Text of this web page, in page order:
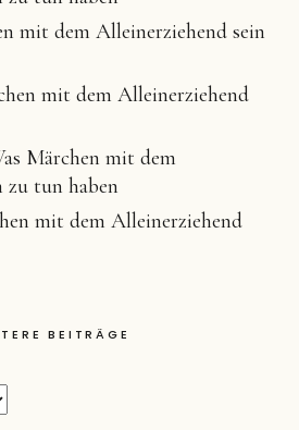
mit dem Alleinerziehend sein
mit dem Alleinerziehend
Märchen mit dem
zu tun haben
mit dem Alleinerziehend
BEITRÄGE